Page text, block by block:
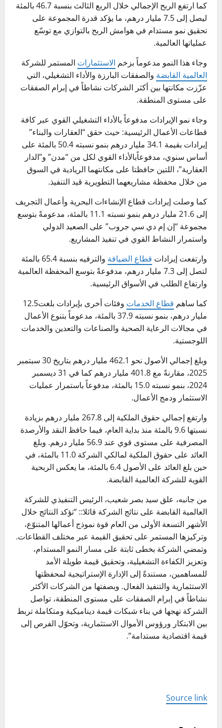
كما ارتفع الربح الإجمالي خلال الربع الثالث بنسبة 46.7 بالمئة
ليصل إلى 7.5 مليار درهم، ما يؤكد قدرة المجموعة على
تحقيق نمو مستدام في هوامش الربح بالتوازي مع توسّع
عملياتها العالمية.
وجاء هذا النمو مدعوماً بزخم الاستثمارات المستمر للشركة
العالمية القابضة والصفقات البارزة والأداء التشغيلي، التي
عزّزت مكانتها بين أكثر الشركات نشاطاً في إبرام الصفقات
على مستوى المنطقة.
وجاء نمو الإيرادات مدفوعاً بالأداء التشغيلي القوي عبر كافة
قطاعات الأعمال الرئيسية: حيث حقق “العقارات والبناء”
إيرادات بقيمة 34.1 مليار درهم بنمو نسبته 50.4 بالمئة على
أساس سنوي، مدفوعاًبالأداء القوي لكل من “مدن” و”الدار
العقارية”، اللتين حافظتا على مكانتهما الريادية في السوق
من خلال محفظة مشاريعهما التطويرية قيد التنفيذ.
كما وصلت إيرادات قطاع الإنشاءات البحرية وأعمال التجريف
إلى 21.6 مليار درهم بنمو نسبته 11.1 بالمئة، مدعومةً بتوسع
مجموعة “إن إم دي سي جروب” على الصعيد الدولي
واستمرار النشاط القوي في تنفيذ المشاريع.
وارتفعت إيرادات قطاع الضيافة
والترفيه بنسبة 65.4 بالمئة
لتصل إلى 7.3 مليار درهم، مدفوعةً بتوسع المحفظة العالمية
وارتفاع الطلب في الأسواق الرئيسية.
كما ساهم قطاع الخدمات
وفئات أخرى بإيرادات بلغت12.5
مليار درهم، بنمو نسبته 37.9 بالمئة، مدعوماً بتنوع الأعمال
في مجالات الرعاية الصحية والصناعات والتعدين والخدمات
اللوجستية.
وبلغ إجمالي الأصول نحو 462.1 مليار درهم بتاريخ 30 سبتمبر
2025، مقارنةً مع 401.8 مليار درهم كما في 31 ديسمبر
2024، بنمو نسبته 15.0 بالمئة، مدفوعاً باستمرار عمليات
الاستثمار ودمج الأعمال.
وارتفع إجمالي حقوق الملكية إلى 267.8 مليار درهم بزيادة
نسبتها 9.6 بالمئة منذ بداية العام، فيما حافظ النقد والأرصدة
المصرفية على مستوى قوي عند 56.9 مليار درهم. وبلغ
العائد على حقوق الملكية لمالكي الشركة 11.0 بالمئة، في
حين بلغ العائد على الأصول 6.4 بالمئة، ما يعكس الربحية
القوية للشركة العالمية القابضة.
من جانبه، علق سيد بصر شعيب، الرئيس التنفيذي للشركة
العالمية القابضة على نتائج الشركة قائلا:: “تؤكد النتائج خلال
الأشهر التسعة الأولى من العام قوة نموذج أعمالها المتنوّع،
وتركيزها المستمر على تحقيق القيمة عبر مختلف القطاعات.
وتمضي الشركة بخطى ثابتة على مسار النمو المستدام،
وتعزيز الكفاءة التشغيلية، وتحقيق قيمة طويلة الأمد
للمساهمين، مستندةً إلى الإدارة الإستراتيجية لمحفظتها
الاستثمارية والتنفيذ الفعال. وبصفتها من الشركات الأكثر
نشاطاً في إبرام الصفقات على مستوى المنطقة، تواصل
الشركة نهجها في بناء شبكات قيمة ديناميكية ومتكاملة تربط
بين الابتكار ورؤوس الأموال الاستثمارية، وتحوّل الفرص إلى
قيمة اقتصادية مستدامة”.
Source link